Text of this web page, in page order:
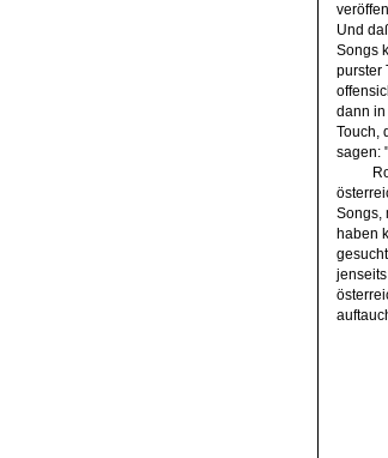
Und
Songs
purster
dann in
Touch,
sagen:
Songs,
haben